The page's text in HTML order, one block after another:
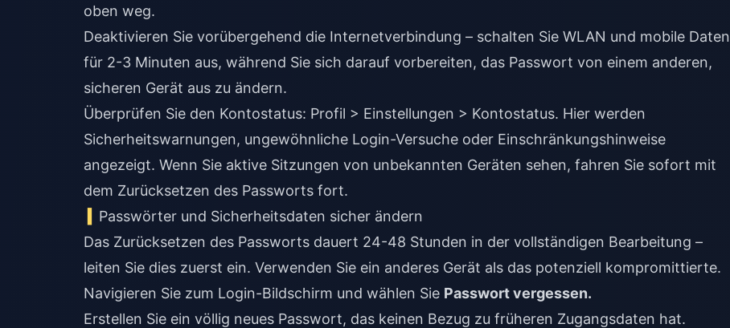
oben weg.
Deaktivieren Sie vorübergehend die Internetverbindung – schalten Sie WLAN und mobile Daten
für 2-3 Minuten aus, während Sie sich darauf vorbereiten, das Passwort von einem anderen,
sicheren Gerät aus zu ändern.
Überprüfen Sie den Kontostatus: Profil > Einstellungen > Kontostatus. Hier werden
Sicherheitswarnungen, ungewöhnliche Login-Versuche oder Einschränkungshinweise
angezeigt. Wenn Sie aktive Sitzungen von unbekannten Geräten sehen, fahren Sie sofort mit
dem Zurücksetzen des Passworts fort.
Passwörter und Sicherheitsdaten sicher ändern
Das Zurücksetzen des Passworts dauert 24-48 Stunden in der vollständigen Bearbeitung –
leiten Sie dies zuerst ein. Verwenden Sie ein anderes Gerät als das potenziell kompromittierte.
Navigieren Sie zum Login-Bildschirm und wählen Sie Passwort vergessen.
Erstellen Sie ein völlig neues Passwort, das keinen Bezug zu früheren Zugangsdaten hat.